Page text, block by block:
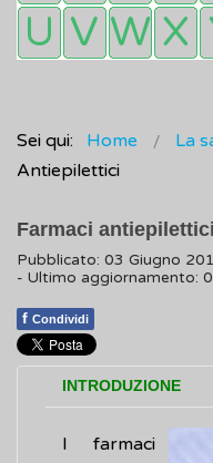
Sei qui: Home La
Antiepilettici
Farmaci antiepilettici
Pubblicato: 03 Giugno
- Ultimo aggiornamento:
f Condividi
INTRODUZIONE
I farmaci